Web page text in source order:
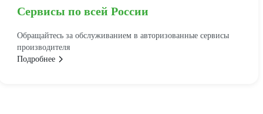
Сервисы по всей России
Обращайтесь за обслуживанием в авторизованные сервисы
производителя
Подробнее